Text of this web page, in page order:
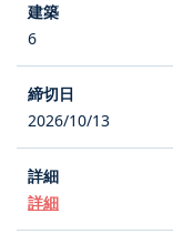
6
2026/10/13
詳細